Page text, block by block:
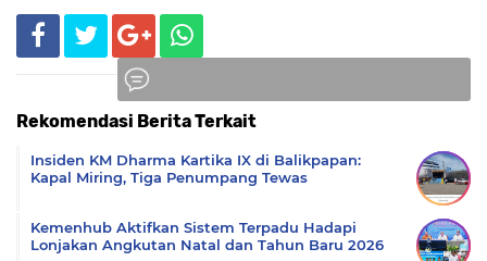
Rekomendasi Berita Terkait
Insiden KM Dharma Kartika IX di Balikpapan:
Kapal Miring, Tiga Penumpang Tewas
Kemenhub Aktifkan Sistem Terpadu Hadapi
Lonjakan Angkutan Natal dan Tahun Baru 2026